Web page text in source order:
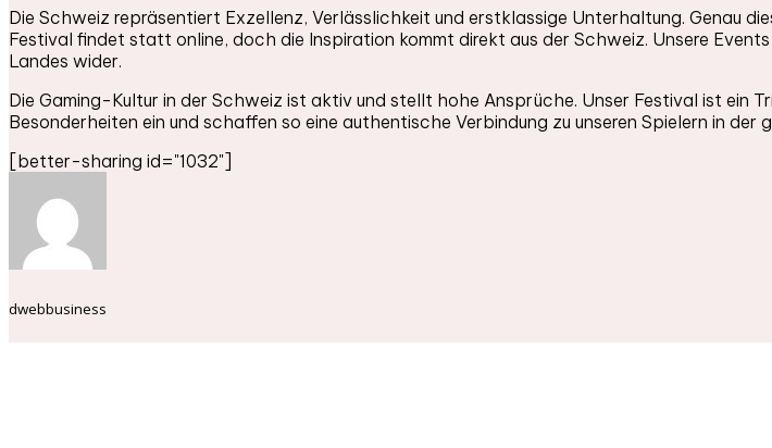
Die Schweiz repräsentiert Exzellenz, Verlässlichkeit und erstklassige Unterhaltung. Genau
Festival findet statt online, doch die Inspiration kommt direkt aus der Schweiz. Unsere
Landes wider.
Die Gaming-Kultur in der Schweiz ist aktiv und stellt hohe Ansprüche. Unser Festival ist ein
Besonderheiten ein und schaffen so eine authentische Verbindung zu unseren Spielern in der
[better-sharing id="1032"]
dwebbusiness